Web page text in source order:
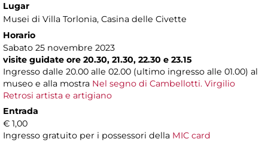
Lugar
Musei di Villa Torlonia, Casina delle Civette
Horario
Sabato 25 novembre 2023
visite guidate ore 20.30, 21.30, 22.30 e 23.15
Ingresso dalle 20.00 alle 02.00 (ultimo ingresso alle 01.00) al
museo e alla mostra Nel segno di Cambellotti. Virgilio
Retrosi artista e artigiano
Entrada
€ 1,00
Ingresso gratuito per i possessori della MIC card